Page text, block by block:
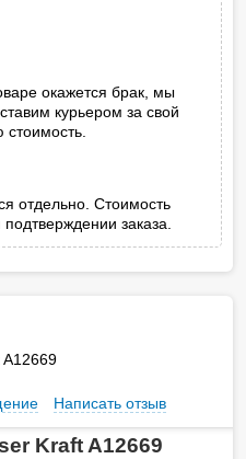
окажется брак, мы
курьером за свой
стоимость.
отдельно. Стоимость
заказа.
Написать отзыв
Kraft A12669